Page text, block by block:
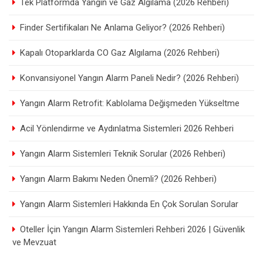
Tek Platformda Yangın ve Gaz Algılama (2026 Rehberi)
Finder Sertifikaları Ne Anlama Geliyor? (2026 Rehberi)
Kapalı Otoparklarda CO Gaz Algılama (2026 Rehberi)
Konvansiyonel Yangın Alarm Paneli Nedir? (2026 Rehberi)
Yangın Alarm Retrofit: Kablolama Değişmeden Yükseltme
Acil Yönlendirme ve Aydınlatma Sistemleri 2026 Rehberi
Yangın Alarm Sistemleri Teknik Sorular (2026 Rehberi)
Yangın Alarm Bakımı Neden Önemli? (2026 Rehberi)
Yangın Alarm Sistemleri Hakkında En Çok Sorulan Sorular
Oteller İçin Yangın Alarm Sistemleri Rehberi 2026 | Güvenlik
ve Mevzuat